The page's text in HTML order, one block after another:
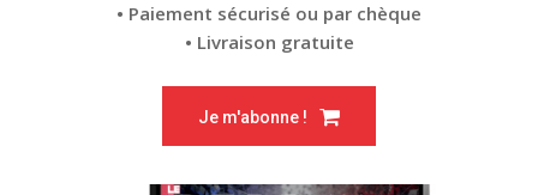
• Paiement sécurisé ou par chèque
• Livraison gratuite
Je m'abonne !